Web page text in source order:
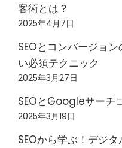
客術とは？
2025年4月7日
SEOとコンバージョ
い必須テクニック
2025年3月27日
SEOとGoogleサーチ
2025年3月19日
SEOから学ぶ！デジ